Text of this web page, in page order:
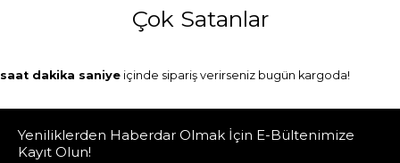
Çok Satanlar
saat dakika saniye içinde sipariş verirseniz bugün kargoda!
Yeniliklerden Haberdar Olmak İçin E-Bültenimize
Kayıt Olun!